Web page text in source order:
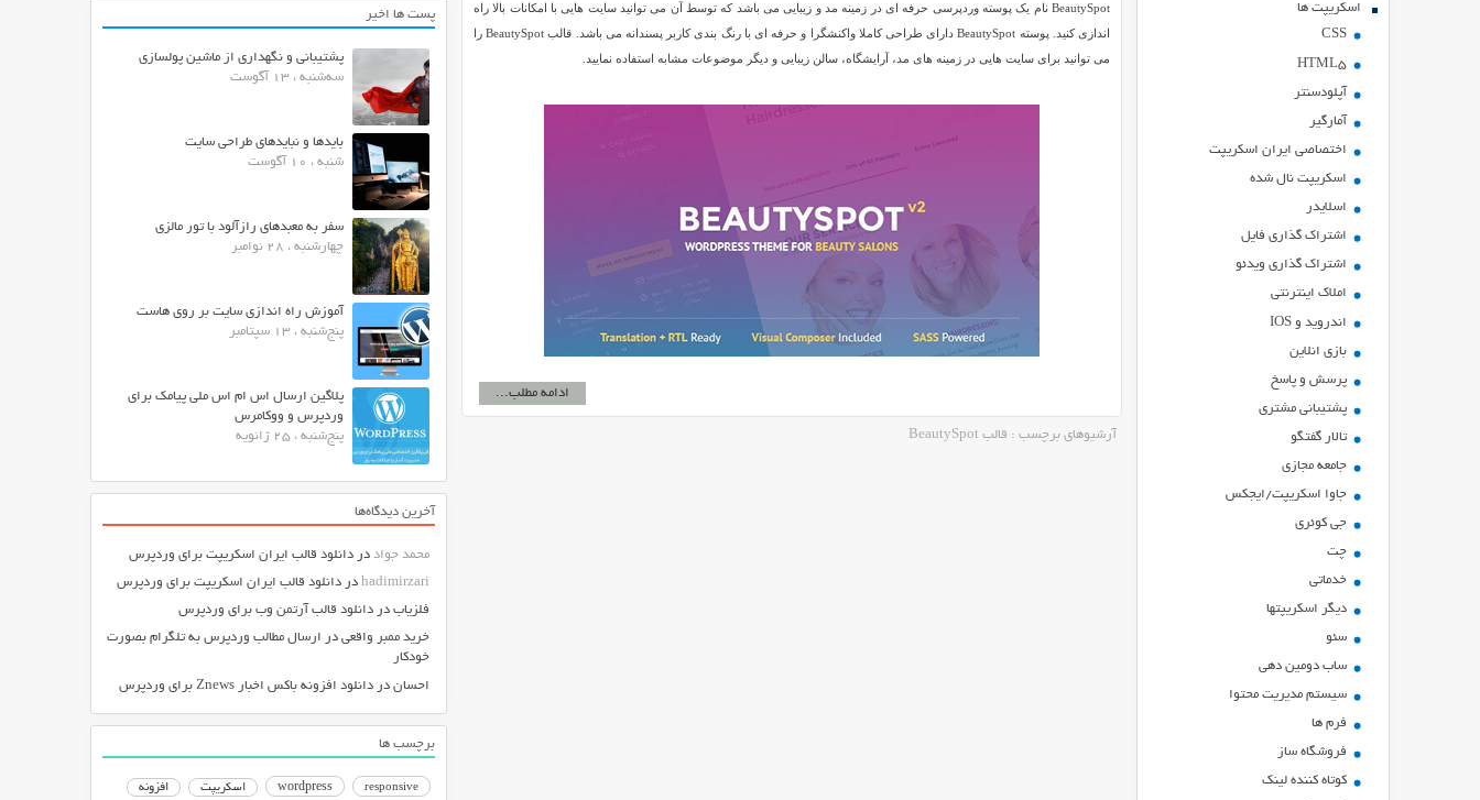
اسکریپت ها
CSS
HTML5
آپلودسنتر
آمارگیر
اختصاصی ایران اسکریپت
اسکریپت نال شده
اسلایدر
اشتراك گذاري فايل
اشتراک گذاری ویدئو
املاک اینترنتی
اندروید و IOS
بازي انلاين
پرسش و پاسخ
پشتیبانی مشتری
تالار گفتگو
جامعه مجازی
جاوا اسکریپت/ایجکس
جی کوئری
چت
خدماتی
ديگر اسكريپتها
سئو
ساب دومین دهی
سیستم مدیریت محتوا
فرم ها
فروشگاه ساز
کوتاه کننده لینک
BeautySpot نام یک پوسته وردپرسی حرفه ای در زمینه مد و زیبایی می باشد که توسط آن می توانید سایت هایی با امکانات بالا راه
اندازی کنید. پوسته BeautySpot دارای طراحی کاملا واکنشگرا و حرفه ای با رنگ بندی کاربر پسندانه می باشد. قالب BeautySpot را
می توانید برای سایت هایی در زمینه های مد، آرایشگاه، سالن زیبایی و دیگر موضوعات مشابه استفاده نمایید.
ادامه مطلب...
آرشیوهای برچسب : قالب BeautySpot
پست ها اخیر
پشتیبانی و نگهداری از ماشین پولسازی
سه‌شنبه ، 13 آگوست
بایدها و نبایدهای طراحی سایت
شنبه ، 10 آگوست
سفر به معبدهای رازآلود با تور مالزی
چهارشنبه ، 28 نوامبر
آموزش راه اندازی سایت بر روی هاست
پنج‌شنبه ، 13 سپتامبر
پلاگین ارسال اس ام اس ملی پیامک برای
وردپرس و ووکامرس
پنج‌شنبه ، 25 ژانویه
آخرین دیدگاه‌ها
محمد جواد در دانلود قالب ایران اسکریپت برای وردپرس
hadimirzari در دانلود قالب ایران اسکریپت برای وردپرس
فلزیاب در دانلود قالب آرتمن وب برای وردپرس
خرید ممبر واقعی در ارسال مطالب وردپرس به تلگرام بصورت
خودکار
احسان در دانلود افزونه باکس اخبار Znews برای وردپرس
برچسب ها
responsive
wordpress اسکریپت
افزونه